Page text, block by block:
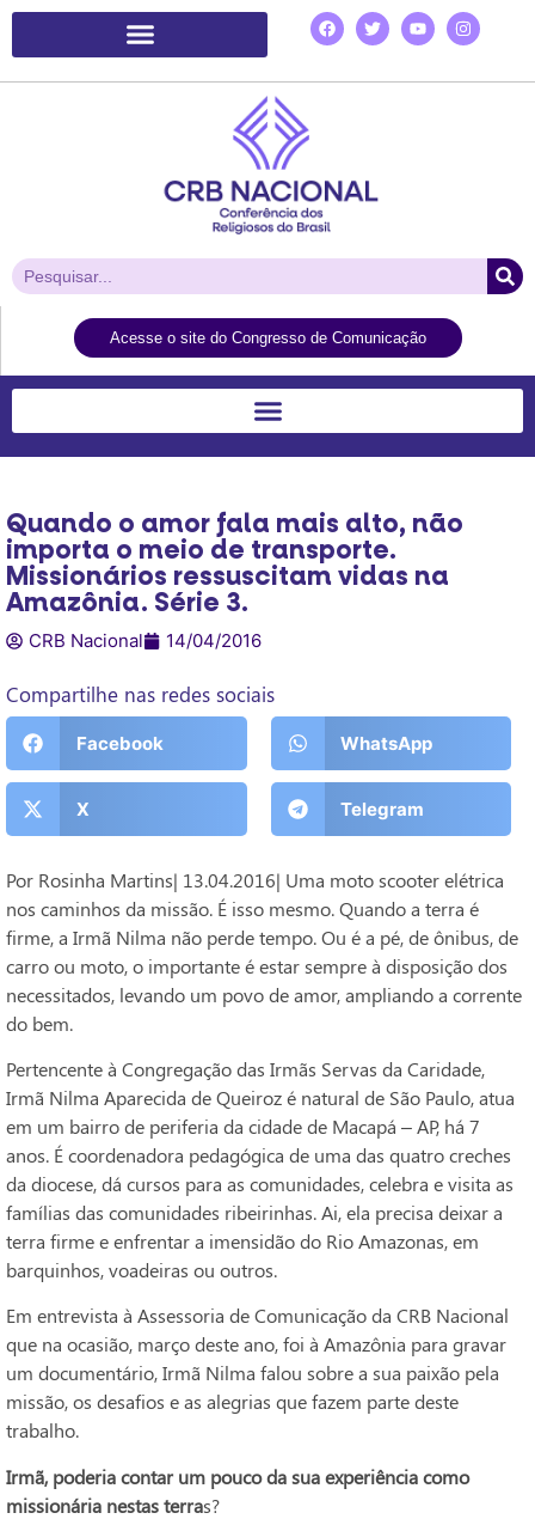
Acesse o site do Congresso de Comunicação
Quando o amor fala mais alto, não
importa o meio de transporte.
Missionários ressuscitam vidas na
Amazônia. Série 3.
CRB Nacional 14/04/2016
Compartilhe nas redes sociais
Facebook WhatsApp
X Telegram
Por Rosinha Martins| 13.04.2016| Uma moto scooter elétrica
nos caminhos da missão. É isso mesmo. Quando a terra é
firme, a Irmã Nilma não perde tempo. Ou é a pé, de ônibus, de
carro ou moto, o importante é estar sempre à disposição dos
necessitados, levando um povo de amor, ampliando a corrente
do bem.
Pertencente à Congregação das Irmãs Servas da Caridade,
Irmã Nilma Aparecida de Queiroz é natural de São Paulo, atua
em um bairro de periferia da cidade de Macapá – AP, há 7
anos. É coordenadora pedagógica de uma das quatro creches
da diocese, dá cursos para as comunidades, celebra e visita as
famílias das comunidades ribeirinhas. Ai, ela precisa deixar a
terra firme e enfrentar a imensidão do Rio Amazonas, em
barquinhos, voadeiras ou outros.
Em entrevista à Assessoria de Comunicação da CRB Nacional
que na ocasião, março deste ano, foi à Amazônia para gravar
um documentário, Irmã Nilma falou sobre a sua paixão pela
missão, os desafios e as alegrias que fazem parte deste
trabalho.
Irmã, poderia contar um pouco da sua experiência como
missionária nestas terras?